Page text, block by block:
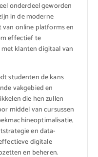
onderdeel geworden
in de moderne
van online platforms en
effectief te
klanten digitaal van
studenten de kans
vakgebied en
die hen zullen
middel van cursussen
en data-
digitale
en beheren.